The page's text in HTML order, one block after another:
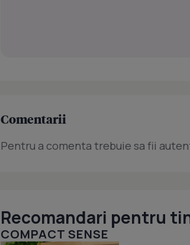
Comentarii
Pentru a comenta trebuie sa fii
Recomandari pentru
COMPACT SENSE